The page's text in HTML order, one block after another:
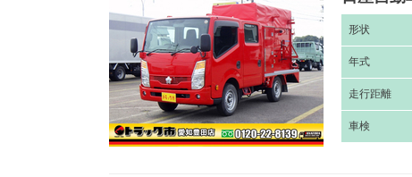
形状
年式
走行距離
車検